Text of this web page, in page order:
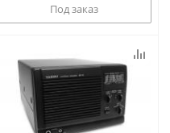
Под заказ